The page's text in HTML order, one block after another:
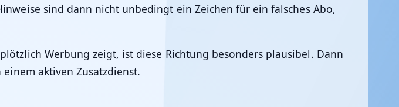
sind dann nicht unbedingt ein Zeichen für ein falsches Abo,
Werbung zeigt, ist diese Richtung besonders plausibel. Dann
aktiven Zusatzdienst.